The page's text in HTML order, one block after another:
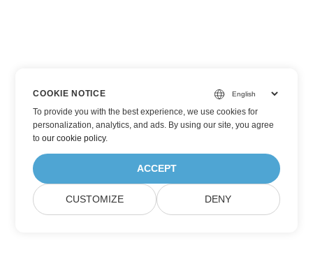
COOKIE NOTICE
To provide you with the best experience, we use cookies for
personalization, analytics, and ads. By using our site, you agree
toour cookie policy.
ACCEPT
CUSTOMIZE DENY